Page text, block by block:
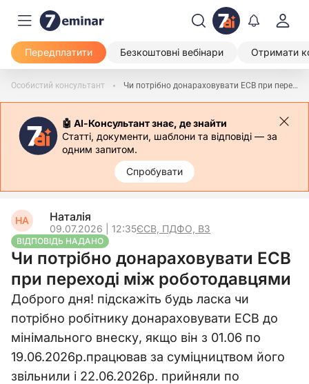
Передплатити Безкоштовні вебінари Отримати
Особистий консультант Чи потрібно донараховувати ЕСВ при переході між роботодавцями
🤖 АІ-Консультант знає, де знайти
Статті, документи, шаблони та відповіді — за
одним запитом.
Спробувати
НА Наталія
09.07.2026 | 12:35ЄСВ, ПДФО, ВЗ
ВІДПОВІДЬ НАДАНО
Чи потрібно донараховувати ЕСВ
при переході між роботодавцями
Доброго дня! підскажіть будь ласка чи
потрібно робітнику донараховувати ЕСВ до
мінімального внеску, якщо він з 01.06 по
19.06.2026р.працював за суміцництвом його
звільнили і 22.06.2026р. прийняли по